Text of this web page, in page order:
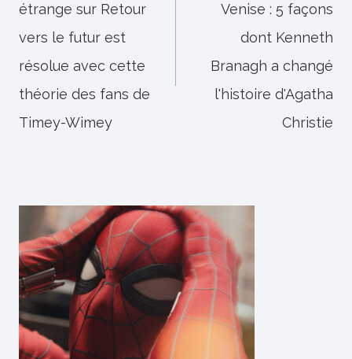
l’article
étrange sur Retour
vers le futur est
résolue avec cette
théorie des fans de
Timey-Wimey
Venise : 5 façons
dont Kenneth
Branagh a changé
l'histoire d'Agatha
Christie